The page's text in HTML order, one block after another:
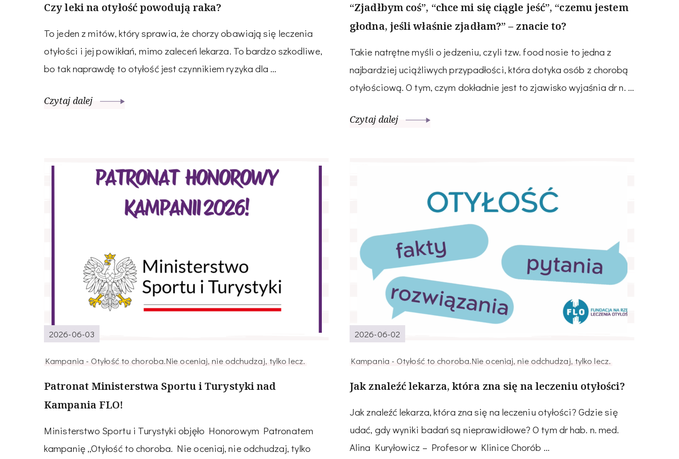
Czy leki na otyłość powodują raka?
To jeden z mitów, który sprawia, że chorzy obawiają się leczenia
otyłości i jej powikłań, mimo zaleceń lekarza. To bardzo szkodliwe,
bo tak naprawdę to otyłość jest czynnikiem ryzyka dla …
Czytaj dalej
“Zjadłbym coś”, “chce mi się ciągle jeść”, “czemu jestem
głodna, jeśli właśnie zjadłam?” – znacie to?
Takie natrętne myśli o jedzeniu, czyli tzw. food nosie to jedna z
najbardziej uciążliwych przypadłości, która dotyka osób z chorobą
otyłościową. O tym, czym dokładnie jest to zjawisko wyjaśnia dr n. …
Czytaj dalej
2026-06-03
Kampania - Otyłość to choroba.Nie oceniaj, nie odchudzaj, tylko lecz.
Patronat Ministerstwa Sportu i Turystyki nad
Kampania FLO!
Ministerstwo Sportu i Turystyki objęło Honorowym Patronatem
kampanię „Otyłość to choroba. Nie oceniaj, nie odchudzaj, tylko
2026-06-02
Kampania - Otyłość to choroba.Nie oceniaj, nie odchudzaj, tylko lecz.
Jak znaleźć lekarza, która zna się na leczeniu otyłości?
Jak znaleźć lekarza, która zna się na leczeniu otyłości? Gdzie się
udać, gdy wyniki badań są nieprawidłowe? O tym dr hab. n. med.
Alina Kuryłowicz – Profesor w Klinice Chorób …